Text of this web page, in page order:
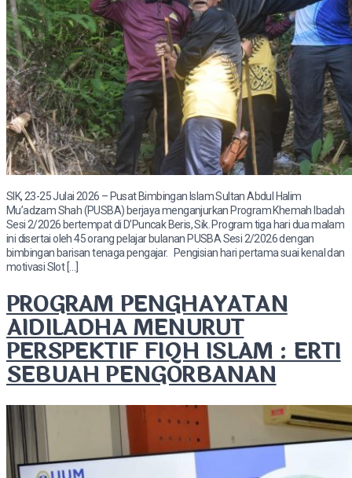
SIK, 23-25 Julai 2026 – Pusat Bimbingan Islam Sultan Abdul Halim
Mu’adzam Shah (PUSBA) berjaya menganjurkan Program Khemah Ibadah
Sesi 2/2026 bertempat di D’Puncak Beris, Sik. Program tiga hari dua malam
ini disertai oleh 45 orang pelajar bulanan PUSBA Sesi 2/2026 dengan
bimbingan barisan tenaga pengajar. Pengisian hari pertama suai kenal dan
motivasi Slot […]
PROGRAM PENGHAYATAN
AIDILADHA MENURUT
PERSPEKTIF FIQH ISLAM : ERTI
SEBUAH PENGORBANAN